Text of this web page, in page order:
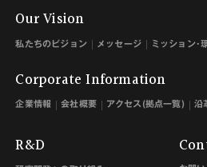
Our Vision
私たちのビジョン メッセージ ミッション･
Corporate Information
企業情報 会社概要 アクセス(拠点一覧) 沿
R&D